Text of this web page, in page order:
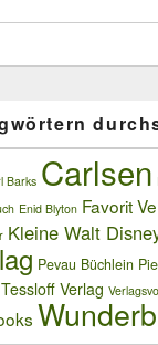
Barks Carlsen
Enid Blyton Favorit
Kleine Walt
Pevau Büchlein
Tessloff Verlag